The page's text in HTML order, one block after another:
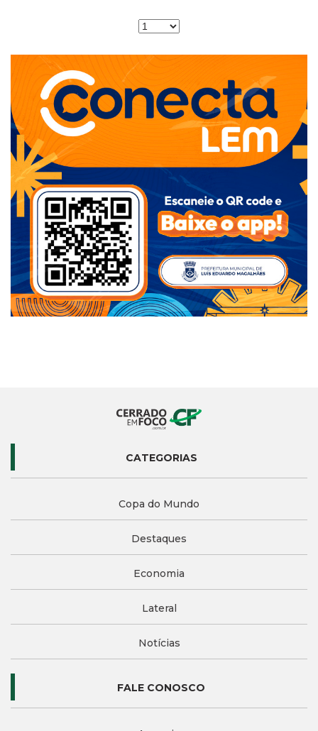
CATEGORIAS
Copa do Mundo
Destaques
Economia
Lateral
Notícias
FALE CONOSCO